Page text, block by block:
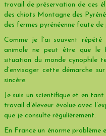
travail de préservation de ces
des chiots Montagne des
des fermes pyrénéenne faute de
Comme je l’ai souvent
animale ne peut être que le
situation du monde cynophile
d’envisager cette démarche
sincère.
Je suis un scientifique et en
travail d’éleveur évolue avec
que je consulte régulièrement.
En France un énorme